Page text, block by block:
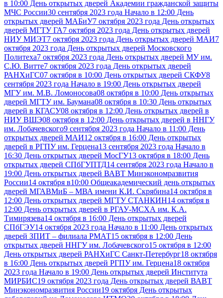
в 10:00 День открытых дверей Академии гражданской защиты
МЧС России30 сентября 2023 года Начало в 12:00 День
открытых дверей МАБиУ7 октября 2023 года День открытых
дверей МГТУ ГА7 октября 2023 года День открытых дверей
НИУ МИЭТ7 октября 2023 года День открытых дверей МАИ7
октября 2023 года День открытых дверей Московского
Политеха7 октября 2023 года День открытых дверей МУ им.
С.Ю. Витте7 октября 2023 года День открытых дверей
РАНХиГС07 октября в 10:00 День открытых дверей СКФУ8
сентября 2023 года Начало в 19:00 День открытых дверей
МГУ им. М.В. Ломоносова08 октября в 10:00 День открытых
дверей МГТУ им. Баумана08 октября в 10:30 День открытых
дверей в КГАСУ08 октября в 12:00 День открытых дверей в
НИУ ВШЭ08 октября в 12:00 День открытых дверей в ННГУ
им. Лобачевского9 сентября 2023 года Начало в 11:00 День
открытых дверей МАИ12 октября в 16:00 День открытых
дверей в РГПУ им. Герцена13 сентября 2023 года Начало в
16:30 День открытых дверей МосГУ13 октября в 18:00 День
открытых дверей СПбГУПТД14 сентября 2023 года Начало в
19:00 День открытых дверей ВАВТ Минэкономразвития
России14 октября в10:00 Общеакадемический день открытых
дверей МГАВМиБ – МВА имени К.И. Скрябина14 октября в
12:00 День открытых дверей МГТУ СТАНКИН14 октября в
12:00 День открытых дверей в РГАУ-МСХА им. К.А.
Тимирязева14 октября в 16:00 День открытых дверей
СПбГЭУ14 октября 2023 года Начало в 11:00 День открытых
дверей ЗПИТ – филиала РМАТ15 октября в 12:00 День
открытых дверей ННГУ им. Лобачевского15 октября в 12:00
День открытых дверей РАНХиГС Санкт-Петербург18 октября
в 16:00 День открытых дверей РГПУ им. Герцена18 октября
2023 года Начало в 19:00 День открытых дверей Института
МИРБИС19 октября 2023 года День открытых дверей ВАВТ
Минэкономразвития России19 октября День открытых